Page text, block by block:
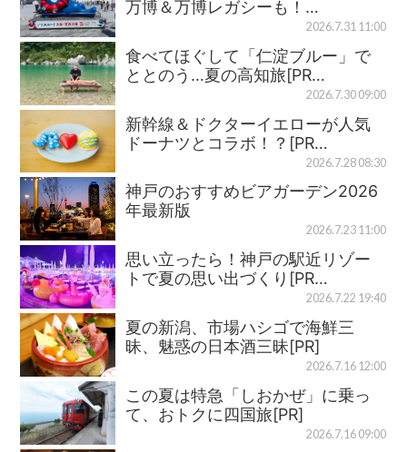
万博＆万博レガシーも！…
2026.7.31 11:00
食べてほぐして「仁淀ブルー」で
ととのう…夏の高知旅[PR…
2026.7.30 09:00
新幹線＆ドクターイエローが人気
ドーナツとコラボ！？[PR…
2026.7.28 08:30
神戸のおすすめビアガーデン2026
年最新版
2026.7.23 11:00
思い立ったら！神戸の駅近リゾー
トで夏の思い出づくり[PR…
2026.7.22 19:40
夏の新潟、市場ハシゴで海鮮三
昧、魅惑の日本酒三昧[PR]
2026.7.16 12:00
この夏は特急「しおかぜ」に乗っ
て、おトクに四国旅[PR]
2026.7.16 09:00